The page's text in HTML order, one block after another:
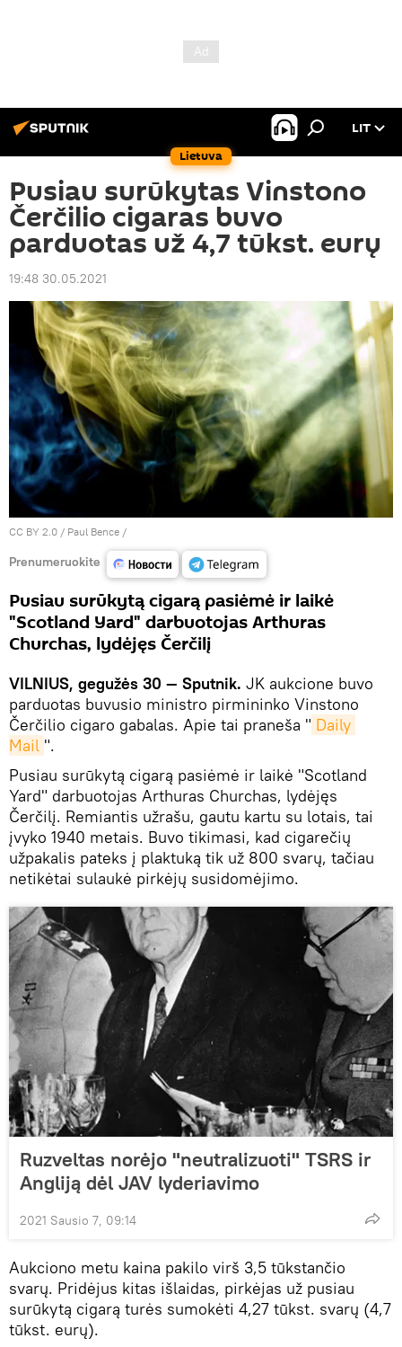
Lietuva
LIT
Pusiau surūkytas Vinstono
Čerčilio cigaras buvo
parduotas už 4,7 tūkst. eurų
19:48 30.05.2021
CC BY 2.0 / Paul Bence /
Prenumeruokite
Pusiau surūkytą cigarą pasiėmė ir laikė
"Scotland Yard" darbuotojas Arthuras
Churchas, lydėjęs Čerčilį
VILNIUS, gegužės 30 — Sputnik. JK aukcione buvo
parduotas buvusio ministro pirmininko Vinstono
Čerčilio cigaro gabalas. Apie tai praneša " Daily
Mail ".
Pusiau surūkytą cigarą pasiėmė ir laikė "Scotland
Yard" darbuotojas Arthuras Churchas, lydėjęs
Čerčilį. Remiantis užrašu, gautu kartu su lotais, tai
įvyko 1940 metais. Buvo tikimasi, kad cigarečių
užpakalis pateks į plaktuką tik už 800 svarų, tačiau
netikėtai sulaukė pirkėjų susidomėjimo.
Ruzveltas norėjo "neutralizuoti" TSRS ir
Angliją dėl JAV lyderiavimo
2021 Sausio 7, 09:14
Aukciono metu kaina pakilo virš 3,5 tūkstančio
svarų. Pridėjus kitas išlaidas, pirkėjas už pusiau
surūkytą cigarą turės sumokėti 4,27 tūkst. svarų (4,7
tūkst. eurų).